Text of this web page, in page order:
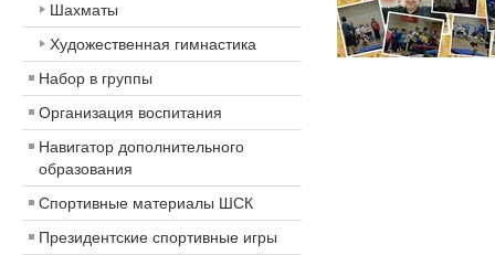
Шахматы
Художественная гимнастика
Набор в группы
Организация воспитания
Навигатор дополнительного
образования
Спортивные материалы ШСК
Президентские спортивные игры